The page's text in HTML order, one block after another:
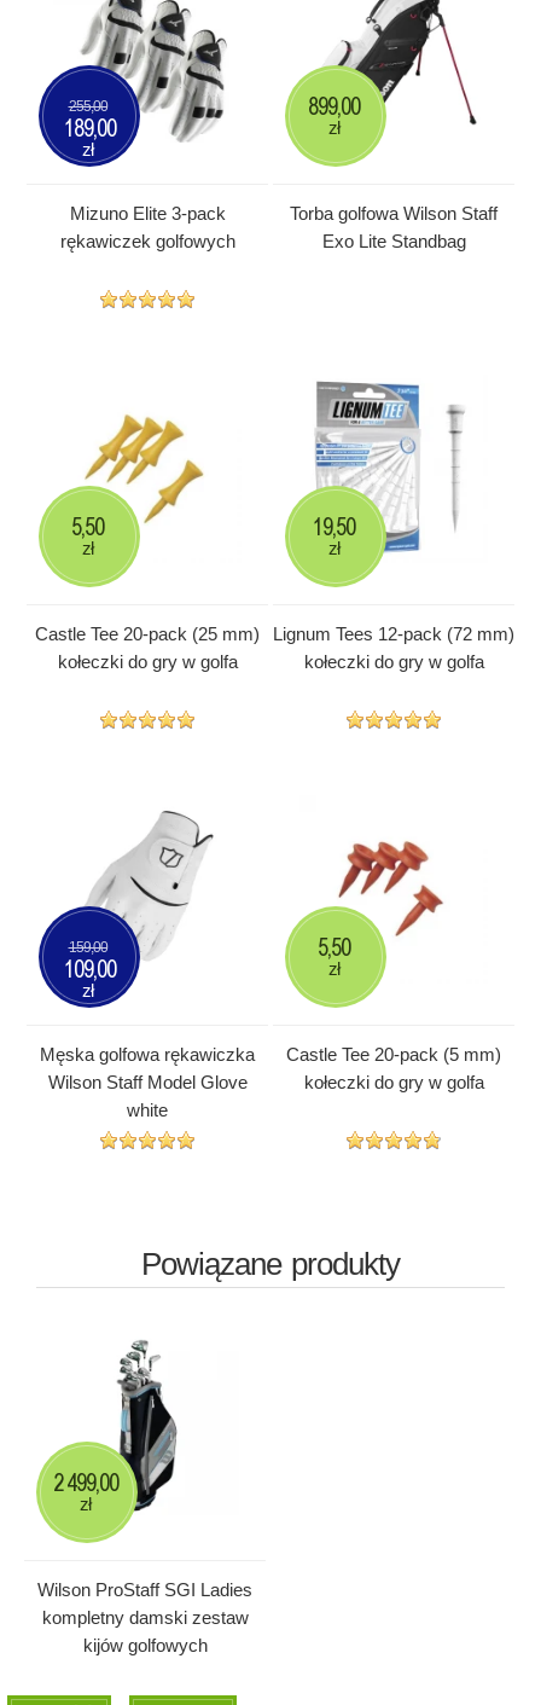
Mizuno Elite 3-pack
rękawiczek golfowych
255,00
189,00
zł
Torba golfowa Wilson Staff
Exo Lite Standbag
899,00
zł
Castle Tee 20-pack (25 mm)
kołeczki do gry w golfa
5,50
zł
Lignum Tees 12-pack (72 mm)
kołeczki do gry w golfa
19,50
zł
Męska golfowa rękawiczka
Wilson Staff Model Glove
white
159,00
109,00
zł
Castle Tee 20-pack (5 mm)
kołeczki do gry w golfa
5,50
zł
Powiązane produkty
Wilson ProStaff SGI Ladies
kompletny damski zestaw
kijów golfowych
2 499,00
zł